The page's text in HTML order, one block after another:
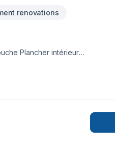
renovations
Plancher intérieur